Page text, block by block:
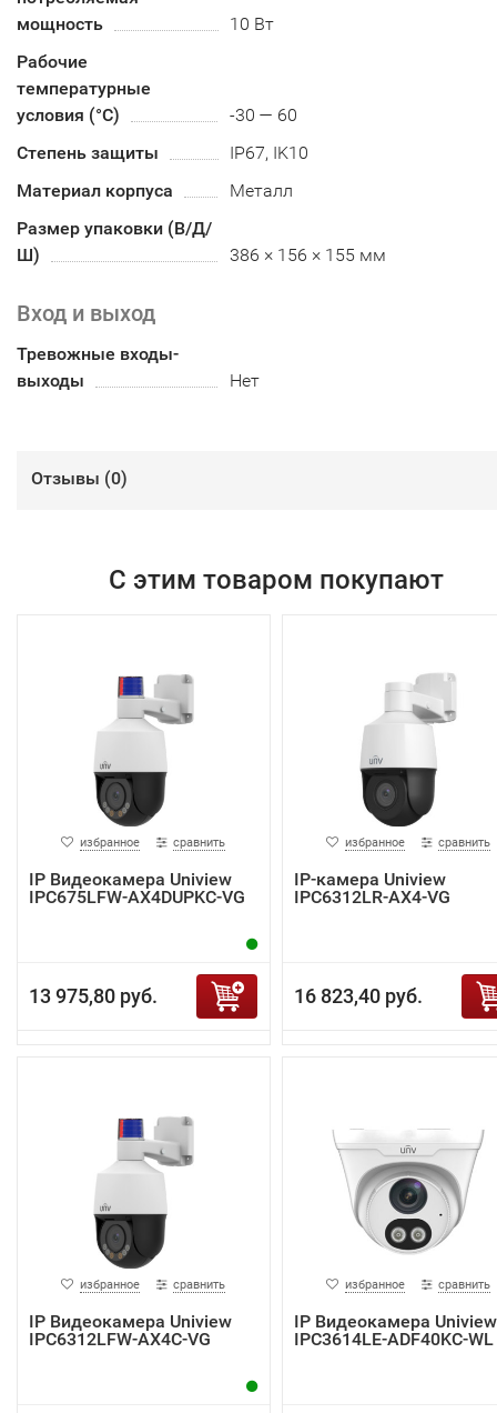
мощность
10 Вт
Рабочие
температурные
условия (°С)
-30 — 60
Степень защиты
IP67, IK10
Материал корпуса
Металл
Размер упаковки (В/Д/
Ш)
386 × 156 × 155 мм
Вход и выход
Тревожные входы-
выходы
Нет
Отзывы (0)
С этим товаром покупают
избранное сравнить
IP Видеокамера Uniview
IPC675LFW-AX4DUPKC-VG
13 975,80 руб.
избранное сравнить
IP-камера Uniview
IPC6312LR-AX4-VG
16 823,40 руб.
избранное сравнить
IP Видеокамера Uniview
IPC6312LFW-AX4C-VG
избранное сравнить
IP Видеокамера Uniview
IPC3614LE-ADF40KC-WL